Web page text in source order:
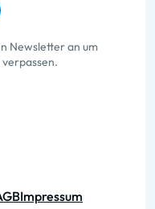
Newsletter an um
Impressum